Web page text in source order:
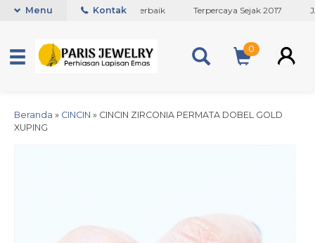
Toko Titanium Lapisan Emas Terbaik Terpercaya Sejak 2017
Menu Kontak
0
Beranda » CINCIN » CINCIN ZIRCONIA PERMATA DOBEL GOLD
XUPING